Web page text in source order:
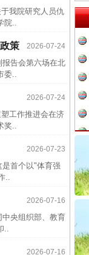
我院研究人员仇
院..
2026-07-24
策
告会第六场在北
委..
2026-07-24
工作推进会在济
奖..
2026-07-23
首个以"体育强
..
2026-07-16
央组织部、教育
..
2026-07-16